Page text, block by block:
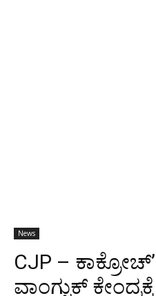
News
CJP –
ವಾಂಗ್ಚುಕ್